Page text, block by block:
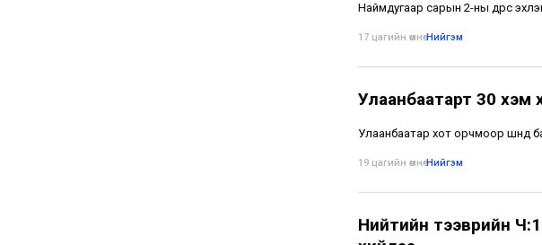
Наймдугаар сарын 2-ны өдрөөс
17 цагийн өмнө•Нийгэм
Улаанбаатарт 30 хэм
Улаанбаатар хот орчмоор шөнөдөө
19 цагийн өмнө•Нийгэм
Нийтийн тээврийн